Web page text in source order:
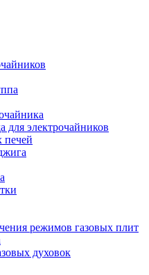
для электрочайников
печей
режимов газовых плит
духовок